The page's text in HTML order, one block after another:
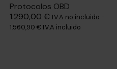
Protocolos OBD
1.290,00€ I.V.A no incluido -
1.560,90€ I.V.A incluido